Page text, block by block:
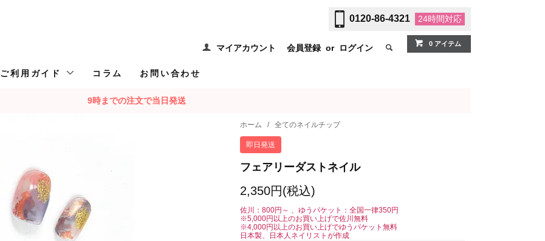
0120-86-4321 24時間対応
マイアカウント 会員登録 or ログイン 0 アイテム
ご利用ガイド コラム お問い合わせ
9時までの注文で当日発送
ホーム / 全てのネイルチップ
即日発送
フェアリーダストネイル
2,350円(税込)
佐川：800円～ 、ゆうパケット：全国一律350円
※5,000円以上のお買い上げで佐川無料
※4,000円以上のお買い上げでゆうパケット無料
日本製、日本人ネイリストが作成